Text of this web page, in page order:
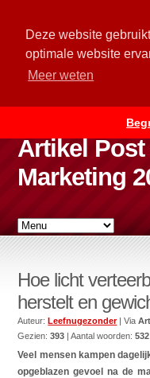
Deze website
optimale website
Meer weten
Artikel
Marketing
Hoe licht
herstelt en
Auteur:Leefnugezonder| Via
Gezien:393 | Aantal woorden:532
Veel mensen kampen
opgeblazen gevoel na de